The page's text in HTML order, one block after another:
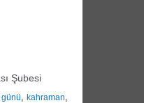
Şubesi
,kahraman,